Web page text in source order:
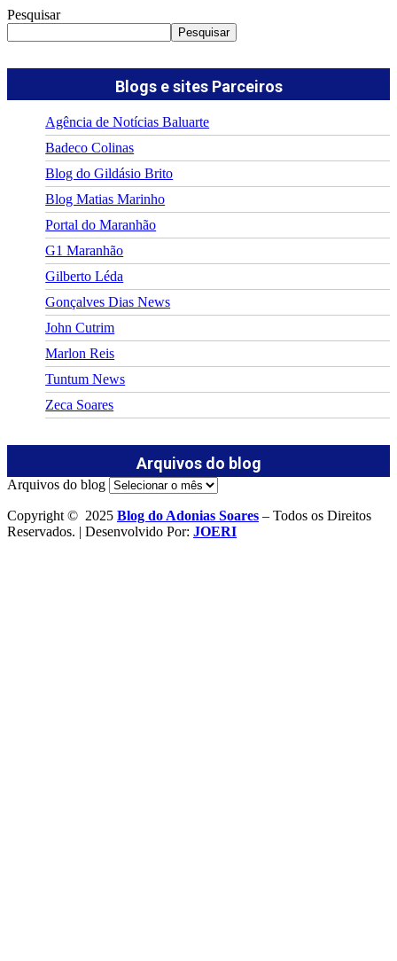
Pesquisar
Pesquisar
Blogs e sites Parceiros
Agência de Notícias Baluarte
Badeco Colinas
Blog do Gildásio Brito
Blog Matias Marinho
Portal do Maranhão
G1 Maranhão
Gilberto Léda
Gonçalves Dias News
John Cutrim
Marlon Reis
Tuntum News
Zeca Soares
Arquivos do blog
Arquivos do blog
Copyright © 2025 Blog do Adonias Soares – Todos os Direitos
Reservados. | Desenvolvido Por: JOERI